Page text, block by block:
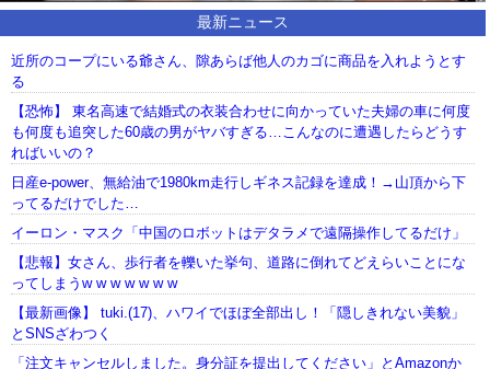
最新ニュース
近所のコープにいる爺さん、隙あらば他人のカゴに商品を入れようとす
る
【恐怖】 東名高速で結婚式の衣装合わせに向かっていた夫婦の車に何度
も何度も追突した60歳の男がヤバすぎる…こんなのに遭遇したらどうす
ればいいの？
日産e-power、無給油で1980km走行しギネス記録を達成！→山頂から下
ってるだけでした…
イーロン・マスク「中国のロボットはデタラメで遠隔操作してるだけ」
【悲報】女さん、歩行者を轢いた挙句、道路に倒れてどえらいことにな
ってしまうw w w w w w w
【最新画像】 tuki.(17)、ハワイでほぼ全部出し！「隠しきれない美貌」
とSNSざわつく
「注文キャンセルしました。身分証を提出してください」とAmazonか